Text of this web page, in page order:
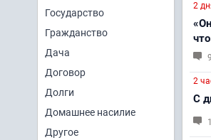
Государство
Гражданство
Дача
Договор
Долги
Домашнее насилие
Другое
2
2
С